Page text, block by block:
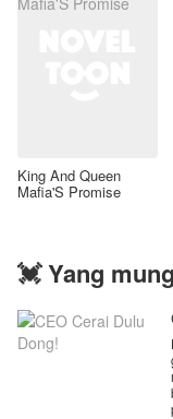
King And Queen
Mafia'S Promise
💓 Yang